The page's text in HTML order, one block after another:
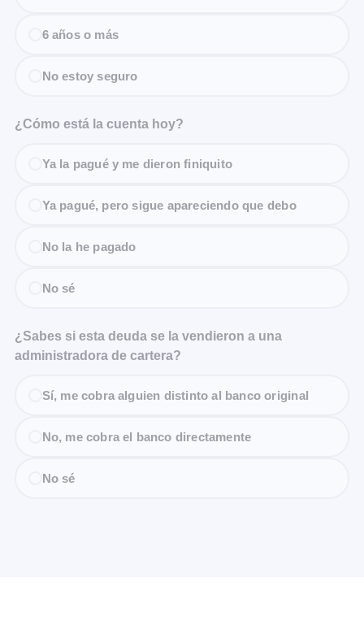
6 años o más
No estoy seguro
¿Cómo está la cuenta hoy?
Ya la pagué y me dieron finiquito
Ya pagué, pero sigue apareciendo que debo
No la he pagado
No sé
¿Sabes si esta deuda se la vendieron a una
administradora de cartera?
Sí, me cobra alguien distinto al banco original
No, me cobra el banco directamente
No sé